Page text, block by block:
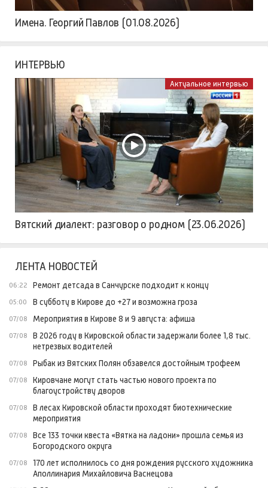
Имена. Георгий Павлов (01.08.2026)
ИНТЕРВЬЮ
Актуальное интервью
Вятский диалект: разговор о родном (23.06.2026)
ЛЕНТА НОВОСТЕЙ
06:22 Ремонт детсада в Санчурске подходит к концу
05:00 В субботу в Кирове до +27 и возможна гроза
07/08 Мероприятия в Кирове 8 и 9 августа: афиша
07/08
В 2026 году в Кировской области задержали более 1,8 тыс.
нетрезвых водителей
07/08 Рыбак из Вятских Полян обзавелся достойным трофеем
07/08
Кировчане могут стать частью нового проекта по
благоустройству дворов
07/08
В лесах Кировской области проходят биотехнические
мероприятия
07/08
Все 133 точки квеста «Вятка на ладони» прошла семья из
Богородского округа
07/08
170 лет исполнилось со дня рождения русского художника
Аполлинария Михайловича Васнецова